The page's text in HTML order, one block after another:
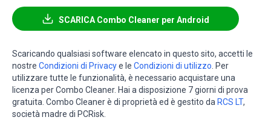
SCARICA Combo Cleaner per Android
Scaricando qualsiasi software elencato in questo sito, accetti le
nostre Condizioni di Privacye le Condizioni di utilizzo. Per
utilizzare tutte le funzionalità, è necessario acquistare una
licenza per Combo Cleaner. Hai a disposizione 7 giorni di prova
gratuita. Combo Cleaner è di proprietà ed è gestito da RCS LT,
società madre di PCRisk.